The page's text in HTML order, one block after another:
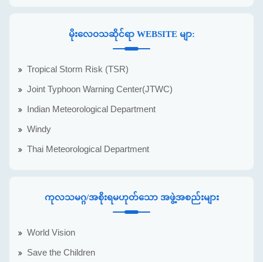
မိုးလေဝသဆိုင်ရာ WEBSITE မျာ:
Tropical Storm Risk (TSR)
Joint Typhoon Warning Center(JTWC)
Indian Meteorological Department
Windy
Thai Meteorological Department
ကုလသမဂ္ဂ/အစိုးရမဟုတ်သော အဖွဲ့အစည်းများ
World Vision
Save the Children